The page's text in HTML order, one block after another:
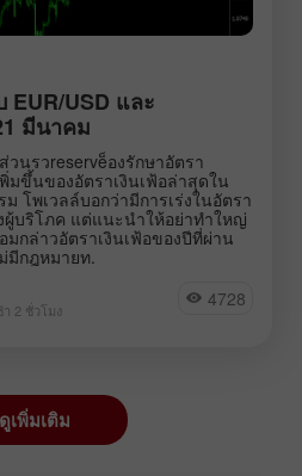
EUR/USD และ
มีนาคม
นรวreserve็องรักษาอัตรา
พิ่มขึ้นของอัตราเงินเฟ้อล่าสุดใน
โพเวลล์บอกว่ามีการเร่งในอัตรา
ผู้บริโภค แต่แนะนำให้อย่าทำใหญ่
กล่าวอัตราเงินเฟ้อของปีที่ผ่าน
มีกฎหมายท.
2 ชั่วโมง 4728
ดูเพิ่มเติม